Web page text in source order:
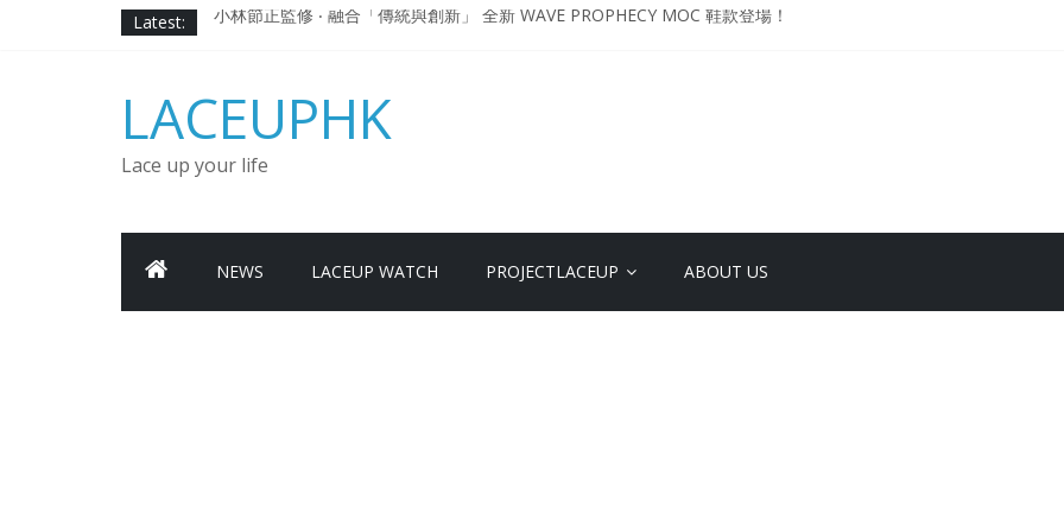
Latest:
小林節正監修 ‧ 融合「傳統與創新」 全新 WAVE PROPHECY MOC 鞋款登場！
由 Black Excellence 重新定義藝術時代單色調的影響力 New Balance x Joe Freshgoods MADE in USA 990v4
日本東京都創作分部提案 NEW BALANCE / TOKYO DESIGN STUDIO ML610 SLIP-ON
LACEUPHK
Lace up your life
NEWS LACEUP WATCH PROJECTLACEUP ABOUT US